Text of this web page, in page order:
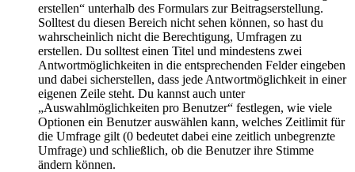
erstellen“ unterhalb des Formulars zur Beitragserstellung.
Solltest du diesen Bereich nicht sehen können, so hast du
wahrscheinlich nicht die Berechtigung, Umfragen zu
erstellen. Du solltest einen Titel und mindestens zwei
Antwortmöglichkeiten in die entsprechenden Felder eingeben
und dabei sicherstellen, dass jede Antwortmöglichkeit in einer
eigenen Zeile steht. Du kannst auch unter
„Auswahlmöglichkeiten pro Benutzer“ festlegen, wie viele
Optionen ein Benutzer auswählen kann, welches Zeitlimit für
die Umfrage gilt (0 bedeutet dabei eine zeitlich unbegrenzte
Umfrage) und schließlich, ob die Benutzer ihre Stimme
ändern können.